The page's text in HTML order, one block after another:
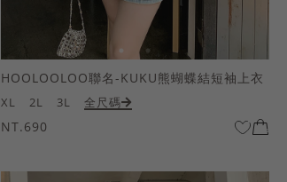
HOOLOOLOO聯名-KUKU熊蝴蝶結短袖上衣
XL 2L 3L 全尺碼
NT.690